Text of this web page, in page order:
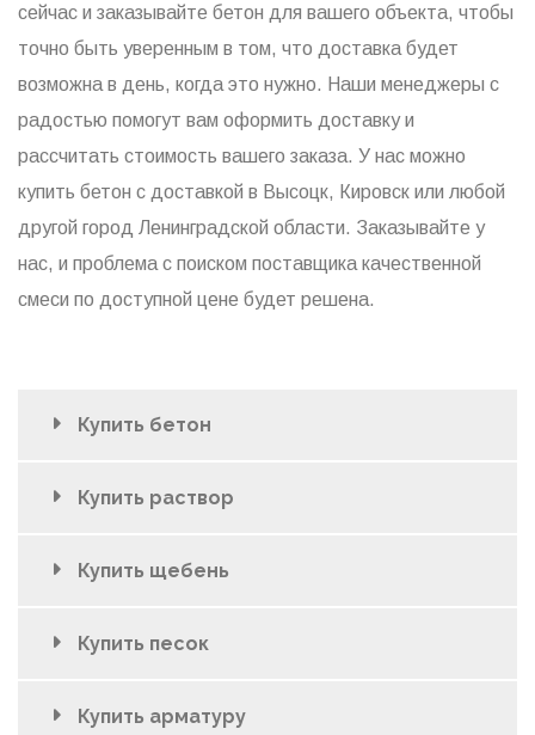
сейчас и заказывайте бетон для вашего объекта, чтобы
точно быть уверенным в том, что доставка будет
возможна в день, когда это нужно. Наши менеджеры с
радостью помогут вам оформить доставку и
рассчитать стоимость вашего заказа. У нас можно
купить бетон с доставкой в Высоцк, Кировск или любой
другой город Ленинградской области. Заказывайте у
нас, и проблема с поиском поставщика качественной
смеси по доступной цене будет решена.
Купить бетон
Купить раствор
Купить щебень
Купить песок
Купить арматуру